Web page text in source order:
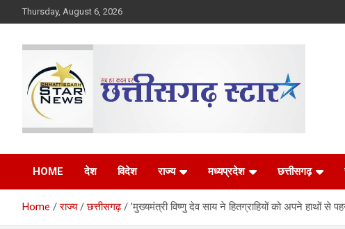
to
Thursday, August 6, 2026
Chhattisgarh Star
HOME देश विदेश राज्य मध्यप्रदेश छत्तीसगढ़
Home राज्य छत्तीसगढ़ ’मुख्यमंत्री विष्णु देव साय ने हितग्राहियों को अपने हाथों से